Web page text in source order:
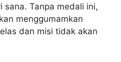
Tanpa medali ini,
menggumamkan
dan misi tidak akan